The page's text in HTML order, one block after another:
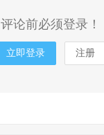
评论前必须登录！
立即登录 注册